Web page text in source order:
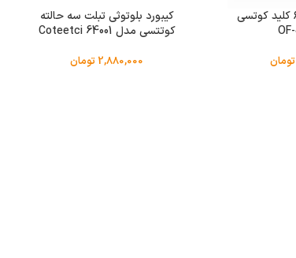
کیبورد بلوتوثی ۶۴ کلید کوتسی
تومان
کیبورد بلوتوثی تبلت سه حالته
کوتتسی مدل Coteetci 64001
2,880,000 تومان